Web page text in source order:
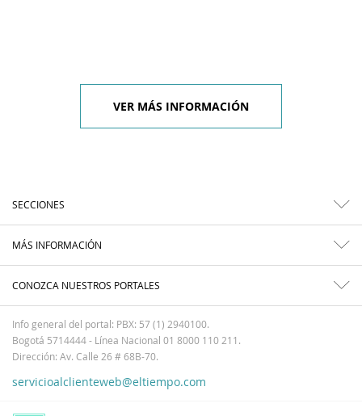
VER MÁS INFORMACIÓN
SECCIONES
MÁS INFORMACIÓN
CONOZCA NUESTROS PORTALES
Info general del portal: PBX: 57 (1) 2940100.
Bogotá 5714444 - Línea Nacional 01 8000 110 211.
Dirección: Av. Calle 26 # 68B-70.
servicioalclienteweb@eltiempo.com